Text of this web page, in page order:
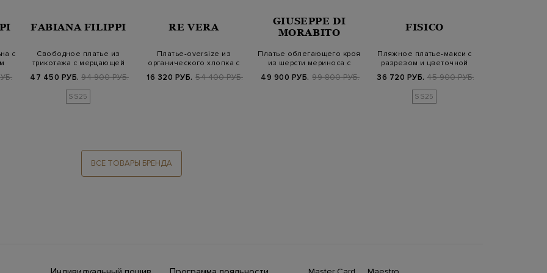
с
FABIANA FILIPPI
Свободное платье из
трикотажа с мерцающей
47 450 РУБ. 94 900 РУБ.
SS25
RE VERA
Платье-oversize из
органического хлопка с
16 320 РУБ. 54 400 РУБ.
GIUSEPPE DI
MORABITO
Платье облегающего кроя
из шерсти мериноса с
49 900 РУБ. 99 800 РУБ.
FISICO
Пляжное платье-макси с
разрезом и цветочной
36 720 РУБ. 45 900 РУБ.
SS25
ВСЕ ТОВАРЫ БРЕНДА